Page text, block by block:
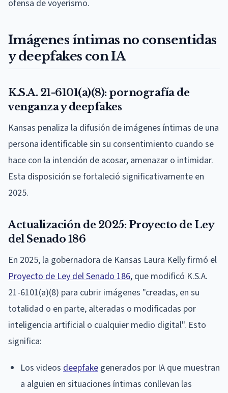
ofensa de voyerismo.
Imágenes íntimas no consentidas
y deepfakes con IA
K.S.A. 21-6101(a)(8): pornografía de
venganza y deepfakes
Kansas penaliza la difusión de imágenes íntimas de una
persona identificable sin su consentimiento cuando se
hace con la intención de acosar, amenazar o intimidar.
Esta disposición se fortaleció significativamente en
2025.
Actualización de 2025: Proyecto de Ley
del Senado 186
En 2025, la gobernadora de Kansas Laura Kelly firmó el
Proyecto de Ley del Senado 186, que modificó K.S.A.
21-6101(a)(8) para cubrir imágenes "creadas, en su
totalidad o en parte, alteradas o modificadas por
inteligencia artificial o cualquier medio digital". Esto
significa:
Los videos deepfake generados por IA que muestran
a alguien en situaciones íntimas conllevan las